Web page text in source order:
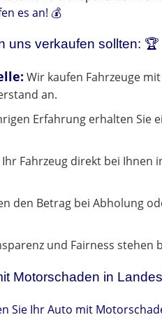
es an! 💰
uns verkaufen sollten: 🏆
Wir kaufen Fahrzeuge
an.
Erfahrung erhalten Sie
Fahrzeug direkt bei Ihnen
den Betrag bei Abholung
und Fairness stehen
Motorschaden in
Sie Ihr Auto mit